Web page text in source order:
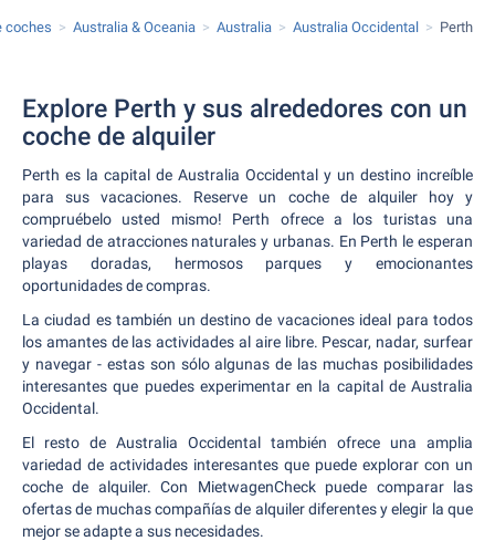
coches Australia & Oceania Australia Australia Occidental Perth
Explore Perth y sus alrededores con un
coche de alquiler
Perth es la capital de Australia Occidental y un destino increíble
para sus vacaciones. Reserve un coche de alquiler hoy y
compruébelo usted mismo! Perth ofrece a los turistas una
variedad de atracciones naturales y urbanas. En Perth le esperan
playas doradas, hermosos parques y emocionantes
oportunidades de compras.
La ciudad es también un destino de vacaciones ideal para todos
los amantes de las actividades al aire libre. Pescar, nadar, surfear
y navegar - estas son sólo algunas de las muchas posibilidades
interesantes que puedes experimentar en la capital de Australia
Occidental.
El resto de Australia Occidental también ofrece una amplia
variedad de actividades interesantes que puede explorar con un
coche de alquiler. Con MietwagenCheck puede comparar las
ofertas de muchas compañías de alquiler diferentes y elegir la que
mejor se adapte a sus necesidades.